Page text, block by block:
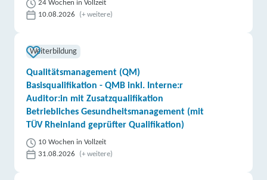
24 Wochen in Vollzeit
10.08.2026
(+ weitere)
Weiterbildung
Qualitätsmanagement (QM)
Basisqualifikation - QMB inkl. Interne:r
Auditor:in mit Zusatzqualifikation
Betriebliches Gesundheitsmanagement (mit
TÜV Rheinland geprüfter Qualifikation)
10 Wochen in Vollzeit
31.08.2026
(+ weitere)